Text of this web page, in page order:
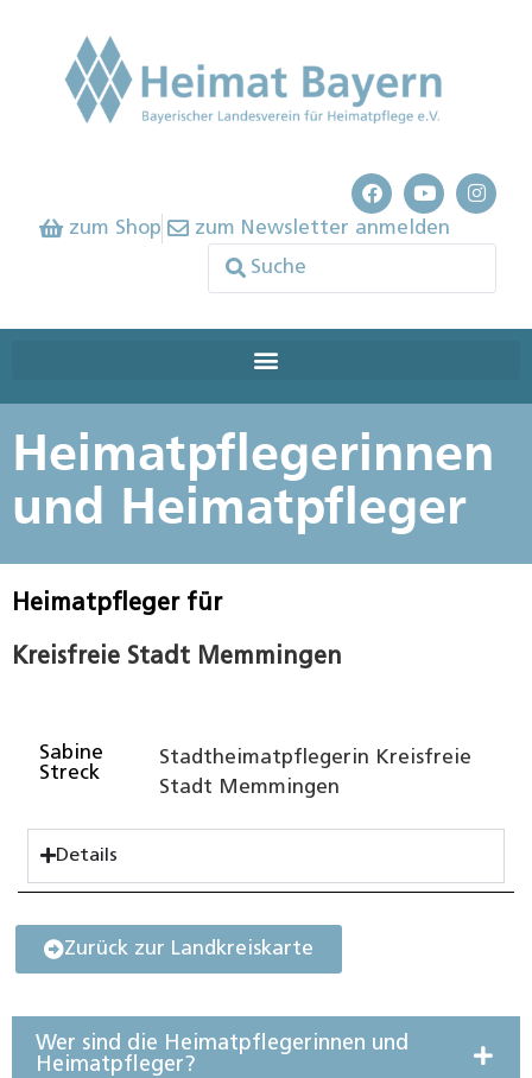
zum Shop zum Newsletter anmelden
Heimatpflegerinnen
und Heimatpfleger
Heimatpfleger für
Kreisfreie Stadt Memmingen
Sabine
Streck
Stadtheimatpflegerin Kreisfreie
Stadt Memmingen
Details
Zurück zur Landkreiskarte
Wer sind die Heimatpflegerinnen und
Heimatpfleger?